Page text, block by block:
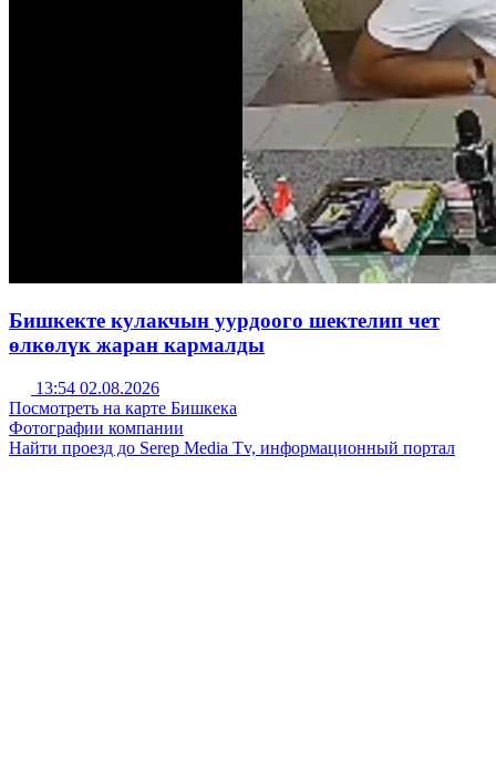
Бишкекте кулакчын уурдоого шектелип чет
өлкөлүк жаран кармалды
13:54 02.08.2026
Посмотреть на карте Бишкека
Фотографии компании
Найти проезд до Serep Media Tv, информационный портал